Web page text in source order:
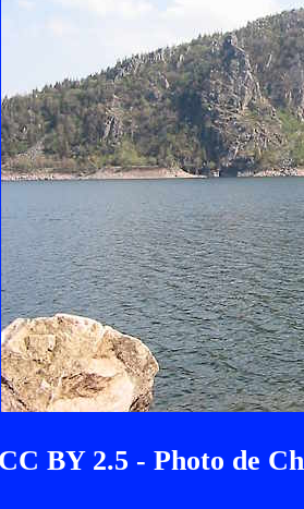
CC BY 2.5 - Photo de